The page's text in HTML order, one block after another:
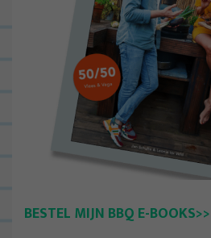
BESTEL MIJN BBQ E-BOOKS>>